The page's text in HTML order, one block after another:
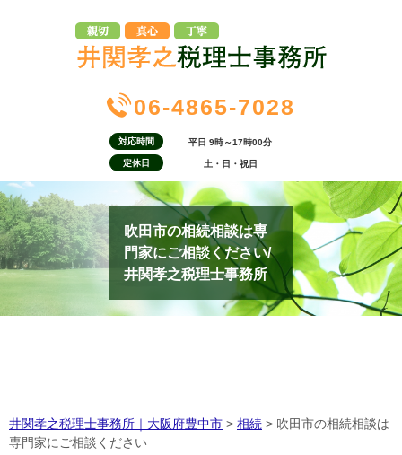
06-4865-7028
対応時間 平日 9時～17時00分
定休日 土・日・祝日
吹田市の相続相談は専
門家にご相談ください/
井関孝之税理士事務所
井関孝之税理士事務所｜大阪府豊中市 > 相続 > 吹田市の相続相談は
専門家にご相談ください